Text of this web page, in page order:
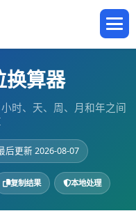
换算器
时、天、周、月和年之间
后更新 2026-08-07
复制结果 本地处理